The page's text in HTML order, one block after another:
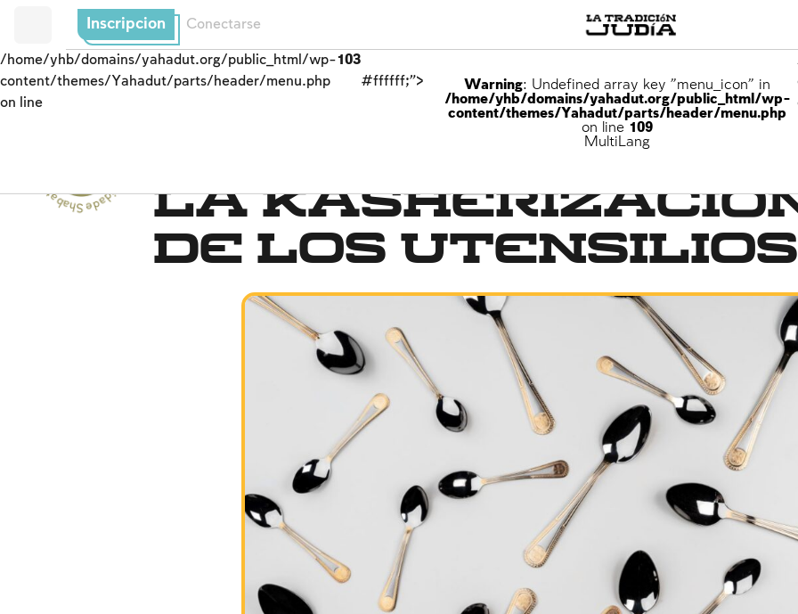
Inscripcion Conectarse
/home/yhb/domains/yahadut.org/public_html/wp-
content/themes/Yahadut/parts/header/menu.php
on line
103
#ffffff;">
Warning: Undefined array key "menu_icon" in
/home/yhb/domains/yahadut.org/public_html/wp-
content/themes/Yahadut/parts/header/menu.php
on line 109
MultiLang
Shabat y festividades - Shabat y festividades -- La
de los utensilios